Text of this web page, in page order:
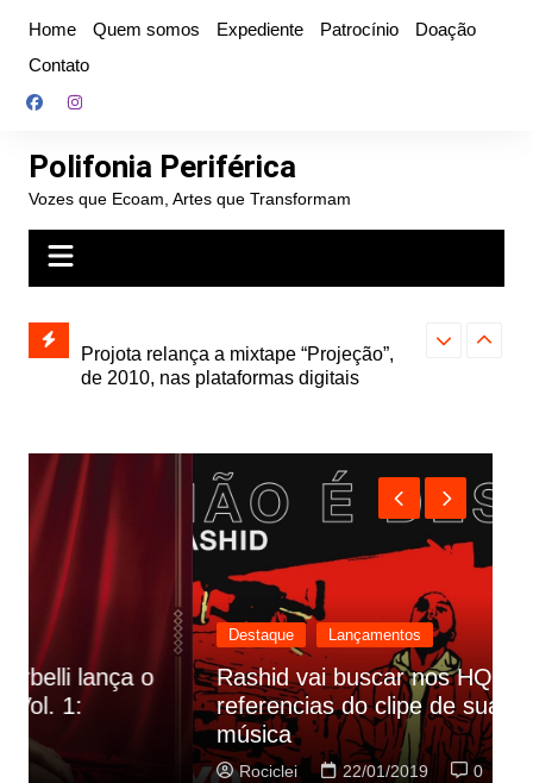
conteúdo
Home Quem somos Expediente Patrocínio
Doação
Contato
Polifonia Periférica
Vozes que Ecoam, Artes que Transformam
e abre
autoral,
de 2010, nas plataformas digitais
Farofa
Lançamentos
Rashid vai buscar nos HQs as
referencias do clipe de sua nova
22/01/2019 0